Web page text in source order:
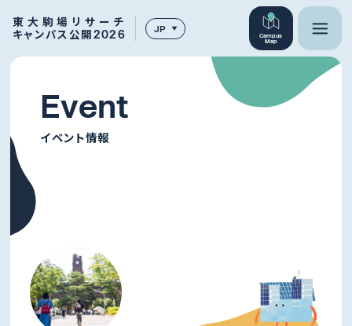
東大駒場リサーチ
キャンパス公開2026
JP
Campus
Map
Event
イベント情報